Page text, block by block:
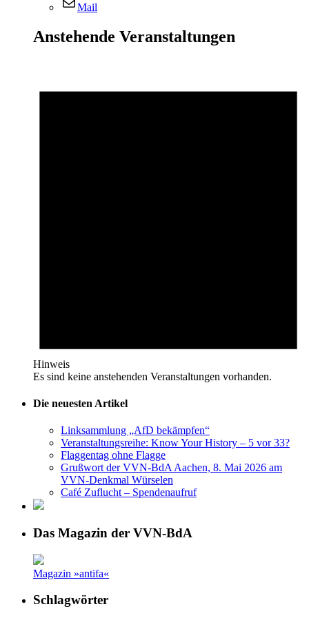
Mail
Anstehende Veranstaltungen
Hinweis
Es sind keine anstehenden Veranstaltungen vorhanden.
Die neuesten Artikel
Linksammlung „AfD bekämpfen“
Veranstaltungsreihe: Know Your History – 5 vor 33?
Flaggentag ohne Flagge
Grußwort der VVN-BdA Aachen, 8. Mai 2026 am
VVN-Denkmal Würselen
Café Zuflucht – Spendenaufruf
Das Magazin der VVN-BdA
Magazin »antifa«
Schlagwörter